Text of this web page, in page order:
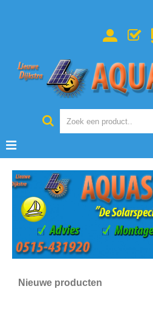
Nieuwe producten